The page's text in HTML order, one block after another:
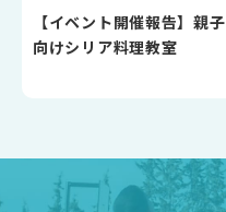
【イベント開催報告】親子
向けシリア料理教室